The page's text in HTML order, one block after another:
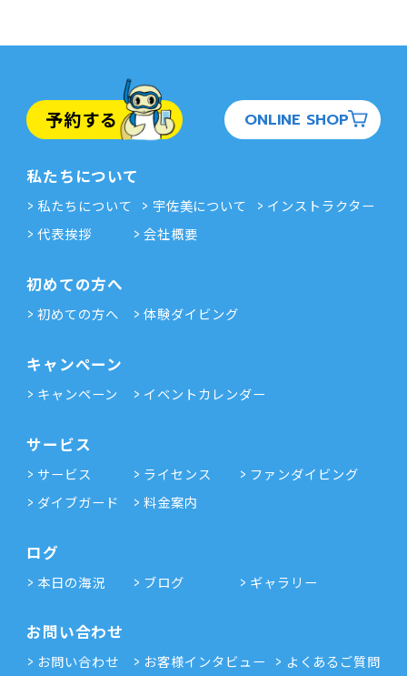
予約する ONLINE SHOP
私たちについて
私たちについて 宇佐美について
インストラクター
代表挨拶
会社概要
初めての方へ
初めての方へ 体験ダイビング
キャンペーン
キャンペーン イベントカレンダー
サービス
サービス ライセンス
ファンダイビング
ダイブガード
料金案内
ログ
本日の海況 ブログ ギャラリー
お問い合わせ
お問い合わせ お客様インタビュー よくあるご質問